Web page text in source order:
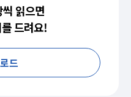
읽으면
드려요!
드